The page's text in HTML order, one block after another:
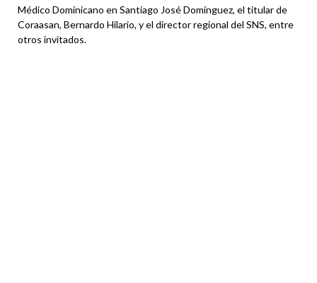
Médico Dominicano en Santiago José Domínguez, el titular de
Coraasan, Bernardo Hilario, y el director regional del SNS, entre
otros invitados.